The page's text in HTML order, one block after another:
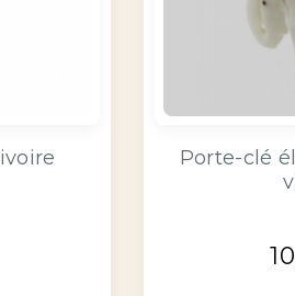
Porte-clé perles d'ivoire